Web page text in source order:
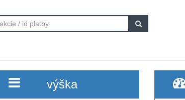
výška